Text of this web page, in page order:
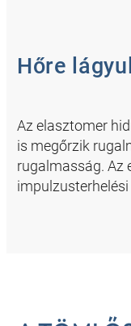
Hőre
Az elasztomer
is megőrzik
rugalmasság. Az